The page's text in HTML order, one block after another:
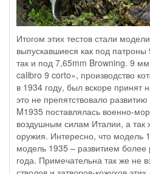
Итогом этих тестов стали
выпускавшиеся как под
так и под 7,65mm Browning. 9
calibro 9 corto», производство
в 1934 году, был вскоре принят
это не препятствовало
M1935 поставлялась военно-
воздушным силам Италии, а так
оружия. Интересно, что модель
модель 1935 – развитием более
года. Примечательна так же не